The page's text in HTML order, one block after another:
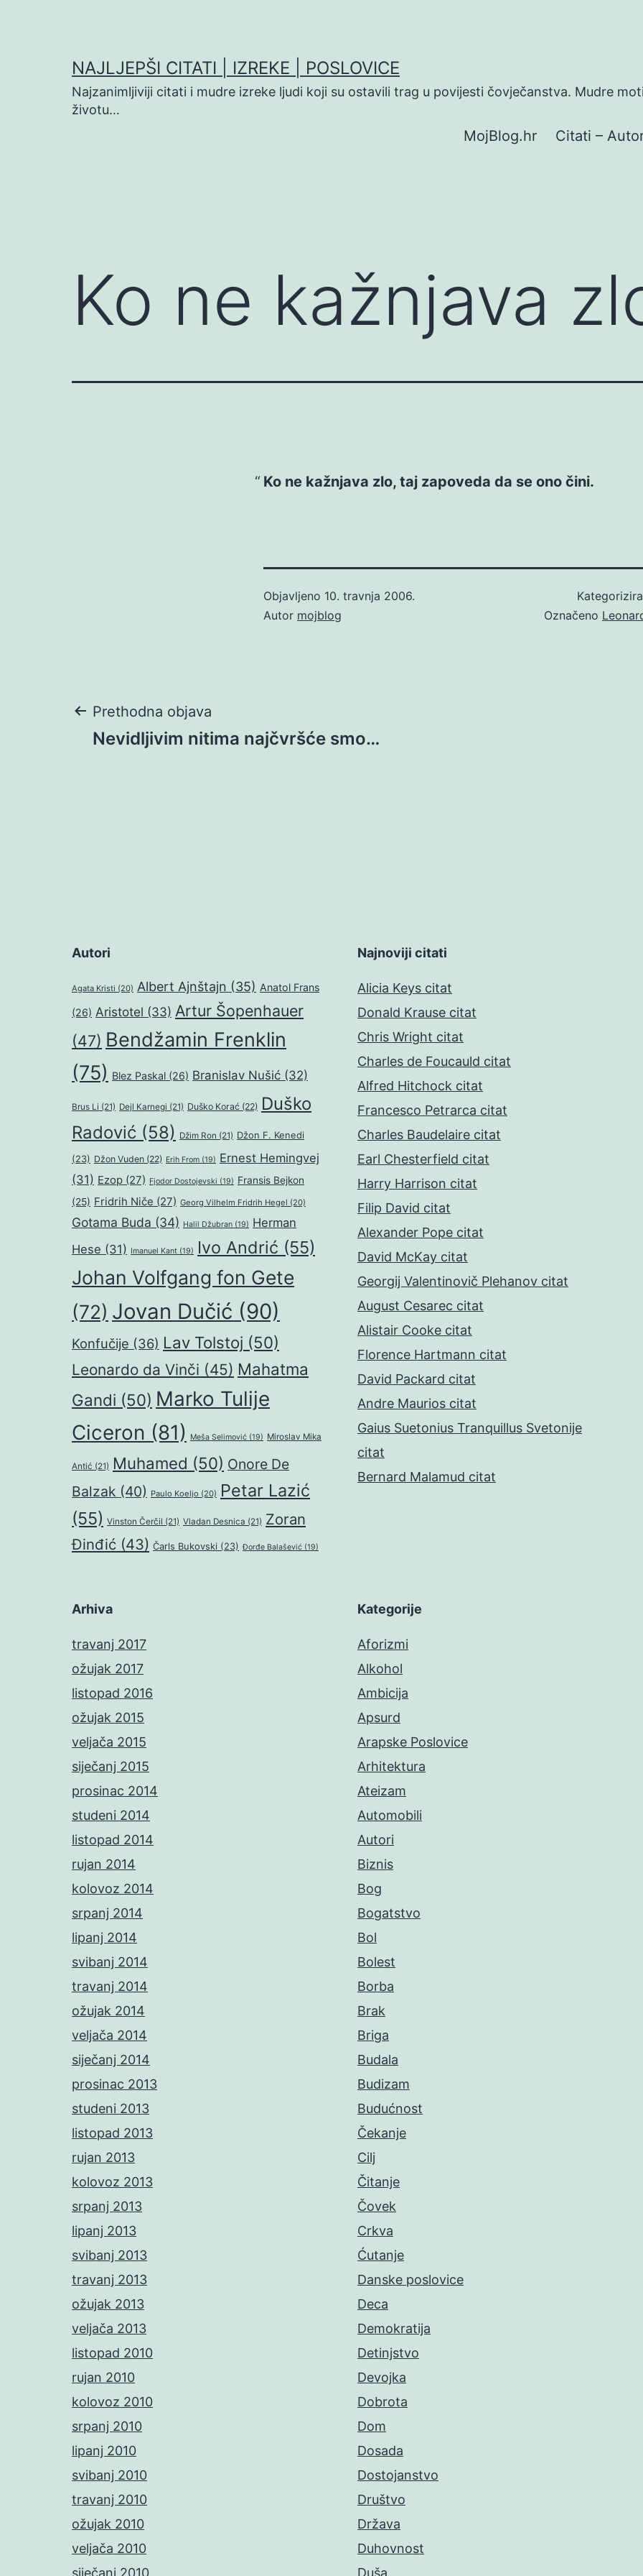
NAJLJEPŠI CITATI | IZREKE | POSLOVICE
Najzanimljiviji citati i mudre izreke ljudi koji su ostavili trag u povijesti čovječanstva. Mudre
životu…
MojBlog.hr Citati –
Ko ne kažnjava
Ko ne kažnjava zlo, taj zapoveda da se ono čini.
Objavljeno 10. travnja 2006.
Autor mojblog
Označeno
Navigacija
Prethodna objava
Nevidljivim nitima najčvršće smo…
Autori
Agata Kristi (20) Albert Ajnštajn (35) Anatol Frans
(26) Aristotel (33) Artur Šopenhauer
(47) Bendžamin Frenklin
(75) Blez Paskal (26) Branislav Nušić (32)
Brus Li (21) Dejl Karnegi (21) Duško Korać (22) Duško
Radović (58) Džim Ron (21) Džon F. Kenedi
(23) Džon Vuden (22) Erih From (19) Ernest Hemingvej
(31) Ezop (27) Fjodor Dostojevski (19) Fransis Bejkon
(25) Fridrih Niče (27) Georg Vilhelm Fridrih Hegel (20)
Gotama Buda (34) Halil Džubran (19) Herman
Hese (31) Imanuel Kant (19) Ivo Andrić (55)
Johan Volfgang fon Gete
(72) Jovan Dučić (90)
Konfučije (36) Lav Tolstoj (50)
Leonardo da Vinči (45) Mahatma
Gandi (50) Marko Tulije
Ciceron (81) Meša Selimović (19) Miroslav Mika
Antić (21) Muhamed (50) Onore De
Balzak (40) Paulo Koeljo (20) Petar Lazić
(55) Vinston Čerčil (21) Vladan Desnica (21) Zoran
Đinđić (43) Čarls Bukovski (23) Đorđe Balašević (19)
Najnoviji citati
Alicia Keys citat
Donald Krause citat
Chris Wright citat
Charles de Foucauld citat
Alfred Hitchock citat
Francesco Petrarca citat
Charles Baudelaire citat
Earl Chesterfield citat
Harry Harrison citat
Filip David citat
Alexander Pope citat
David McKay citat
Georgij Valentinovič Plehanov citat
August Cesarec citat
Alistair Cooke citat
Florence Hartmann citat
David Packard citat
Andre Maurios citat
Gaius Suetonius Tranquillus Svetonije
citat
Bernard Malamud citat
Arhiva
travanj 2017
ožujak 2017
listopad 2016
ožujak 2015
veljača 2015
siječanj 2015
prosinac 2014
studeni 2014
listopad 2014
rujan 2014
kolovoz 2014
srpanj 2014
lipanj 2014
svibanj 2014
travanj 2014
ožujak 2014
veljača 2014
siječanj 2014
prosinac 2013
studeni 2013
listopad 2013
rujan 2013
kolovoz 2013
srpanj 2013
lipanj 2013
svibanj 2013
travanj 2013
ožujak 2013
veljača 2013
listopad 2010
rujan 2010
kolovoz 2010
srpanj 2010
lipanj 2010
svibanj 2010
travanj 2010
ožujak 2010
veljača 2010
siječanj 2010
Kategorije
Aforizmi
Alkohol
Ambicija
Apsurd
Arapske Poslovice
Arhitektura
Ateizam
Automobili
Autori
Biznis
Bog
Bogatstvo
Bol
Bolest
Borba
Brak
Briga
Budala
Budizam
Budućnost
Čekanje
Cilj
Čitanje
Čovek
Crkva
Ćutanje
Danske poslovice
Deca
Demokratija
Detinjstvo
Devojka
Dobrota
Dom
Dosada
Dostojanstvo
Društvo
Država
Duhovnost
Duša